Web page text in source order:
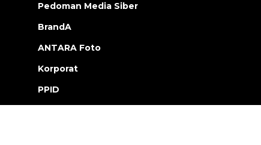
Pedoman Media Siber
BrandA
ANTARA Foto
Korporat
PPID